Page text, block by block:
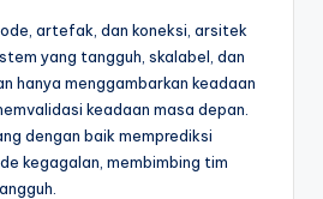
artefak, dan koneksi, arsitek
yang tangguh, skalabel, dan
hanya menggambarkan keadaan
keadaan masa depan.
dengan baik memprediksi
kegagalan, membimbing tim